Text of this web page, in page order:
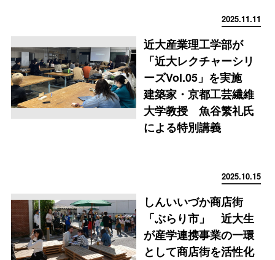
2025.11.11
近大産業理工学部が
「近大レクチャーシリ
ーズVol.05」を実施
建築家・京都工芸繊維
大学教授 魚谷繁礼氏
による特別講義
2025.10.15
しんいいづか商店街
「ぶらり市」 近大生
が産学連携事業の一環
として商店街を活性化